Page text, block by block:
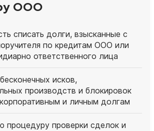
ООО
списать долги, взысканные с
по кредитам ООО или
ответственного лица
исков,
производств и блокировок
и личным долгам
процедуру проверки сделок и